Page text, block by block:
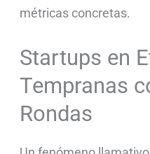
métricas concretas.
Startups en
Tempranas
Rondas